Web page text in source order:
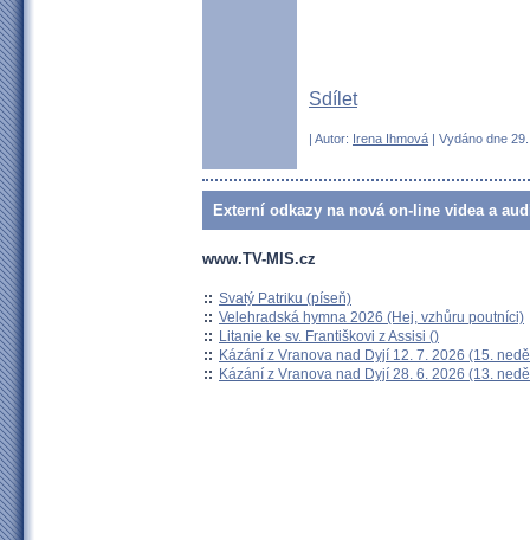
Sdílet
| Autor: Irena Ihmová | Vydáno dne
Externí odkazy na nová on-line videa a
www.TV-MIS.cz
:: Svatý Patriku (píseň)
:: Velehradská hymna 2026 (Hej, vzhůru poutníci)
:: Litanie ke sv. Františkovi z Assisi ()
:: Kázání z Vranova nad Dyjí 12. 7. 2026 (15.
:: Kázání z Vranova nad Dyjí 28. 6. 2026 (13.